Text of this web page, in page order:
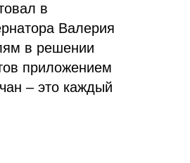
в
Валерия
в решении
приложением
– это каждый